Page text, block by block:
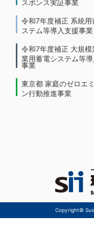
スポンス実証事業
令和7年度補正 系統用
ステム等導入支援事業
令和7年度補正 大規模
業用蓄電システム等
事業
東京都 家庭のゼロエ
ン行動推進事業
Copyright©